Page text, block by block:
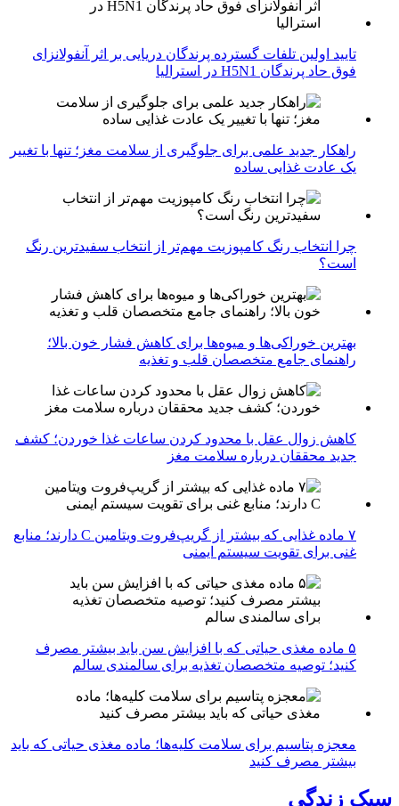
تایید اولین تلفات گسترده پرندگان دریایی بر اثر آنفولانزای
فوق حاد پرندگان H5N1 در استرالیا
راهکار جدید علمی برای جلوگیری از سلامت مغز؛ تنها با تغییر
یک عادت غذایی ساده
چرا انتخاب رنگ کامپوزیت مهم‌تر از انتخاب سفیدترین رنگ
است؟
بهترین خوراکی‌ها و میوه‌ها برای کاهش فشار خون بالا؛
راهنمای جامع متخصصان قلب و تغذیه
کاهش زوال عقل با محدود کردن ساعات غذا خوردن؛ کشف
جدید محققان درباره سلامت مغز
۷ ماده غذایی که بیشتر از گریپ‌فروت ویتامین C دارند؛ منابع
غنی برای تقویت سیستم ایمنی
۵ ماده مغذی حیاتی که با افزایش سن باید بیشتر مصرف
کنید؛ توصیه متخصصان تغذیه برای سالمندی سالم
معجزه پتاسیم برای سلامت کلیه‌ها؛ ماده مغذی حیاتی که باید
بیشتر مصرف کنید
سبک زندگی